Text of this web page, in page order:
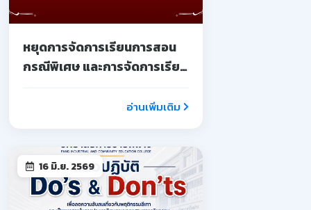
หยุดการจัดการเรียนการสอน
กรณีพิเศษ และการจัดการเรียน
อ่านเพิ่มเติม
16 มิ.ย. 2569